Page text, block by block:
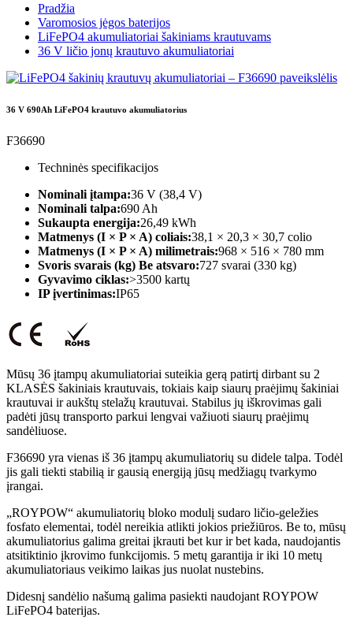
Pradžia
Varomosios jėgos baterijos
LiFePO4 akumuliatoriai šakiniams krautuvams
36 V ličio jonų krautuvo akumuliatoriai
36 V 690Ah LiFePO4 krautuvo akumuliatorius
F36690
Techninės specifikacijos
Nominali įtampa:36 V (38,4 V)
Nominali talpa:690 Ah
Sukaupta energija:26,49 kWh
Matmenys (I × P × A) coliais:38,1 × 20,3 × 30,7 colio
Matmenys (I × P × A) milimetrais:968 × 516 × 780 mm
Svoris svarais (kg) Be atsvaro:727 svarai (330 kg)
Gyvavimo ciklas:>3500 kartų
IP įvertinimas:IP65
Mūsų 36 įtampų akumuliatoriai suteikia gerą patirtį dirbant su 2
KLASĖS šakiniais krautuvais, tokiais kaip siaurų praėjimų šakiniai
krautuvai ir aukštų stelažų krautuvai. Stabilus jų iškrovimas gali
padėti jūsų transporto parkui lengvai važiuoti siaurų praėjimų
sandėliuose.
F36690 yra vienas iš 36 įtampų akumuliatorių su didele talpa. Todėl
jis gali tiekti stabilią ir gausią energiją jūsų medžiagų tvarkymo
įrangai.
„ROYPOW“ akumuliatorių bloko modulį sudaro ličio-geležies
fosfato elementai, todėl nereikia atlikti jokios priežiūros. Be to, mūsų
akumuliatorius galima greitai įkrauti bet kur ir bet kada, naudojantis
atsitiktinio įkrovimo funkcijomis. 5 metų garantija ir iki 10 metų
akumuliatoriaus veikimo laikas jus nuolat nustebins.
Didesnį sandėlio našumą galima pasiekti naudojant ROYPOW
LiFePO4 baterijas.